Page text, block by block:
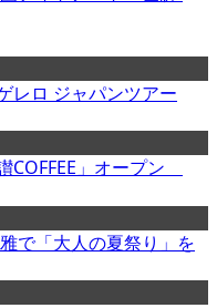
レロ ジャパンツアー
COFFEE」オープン
で「大人の夏祭り」を